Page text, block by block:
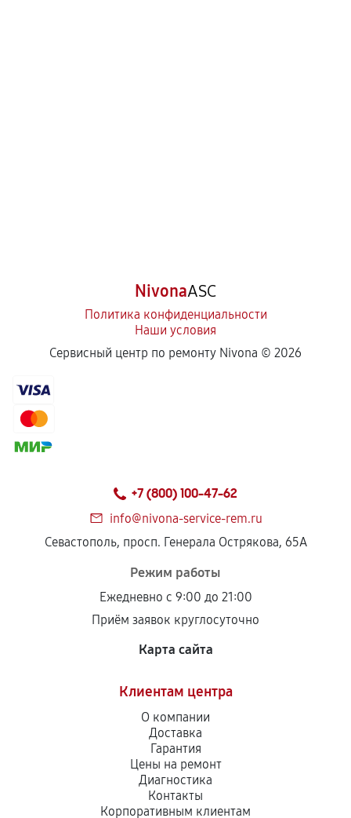
NivonaASC
Политика конфиденциальности
Наши условия
Сервисный центр по ремонту Nivona © 2026
+7 (800) 100-47-62
info@nivona-service-rem.ru
Севастополь, просп. Генерала Острякова, 65А
Режим работы
Ежедневно с 9:00 до 21:00
Приём заявок круглосуточно
Карта сайта
Клиентам центра
О компании
Доставка
Гарантия
Цены на ремонт
Диагностика
Контакты
Корпоративным клиентам